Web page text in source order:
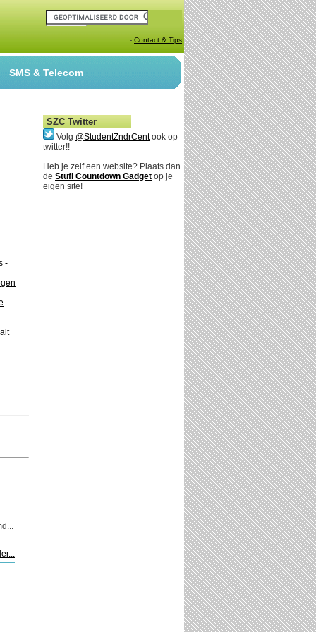
- Contact & Tips
SMS & Telecom
-
SZC Twitter
Volg @StudentZndrCentook op
twitter!!
Heb je zelf een website? Plaats dan
de Stufi Countdown Gadget op je
eigen site!